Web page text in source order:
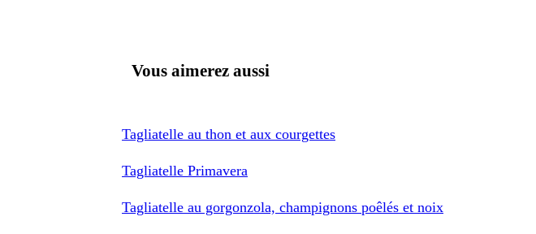
Vous aimerez aussi
Tagliatelle au thon et aux courgettes
Tagliatelle Primavera
Tagliatelle au gorgonzola, champignons poêlés et noix